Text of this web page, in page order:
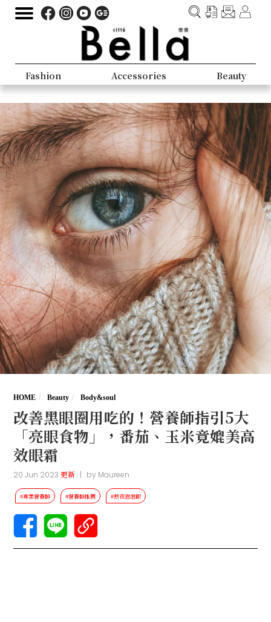
Fashion Accessories Beauty
HOME Beauty Body&soul
改善黑眼圈用吃的！營養師指引5大
「亮眼食物」，番茄、玉米竟媲美高
效眼霜
20 Jun 2023更新 | by Maureen
#專業營養師 #營養師推薦 #熬夜泡泡眼